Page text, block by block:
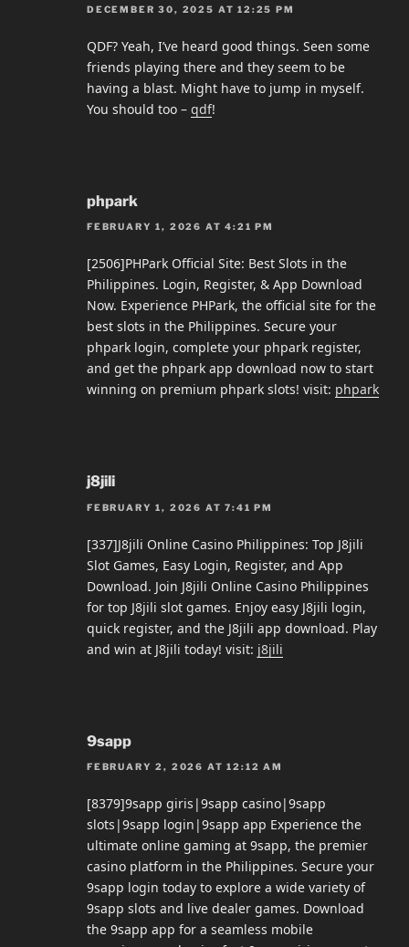
DECEMBER 30, 2025 AT 12:25 PM
QDF? Yeah, I’ve heard good things. Seen some
friends playing there and they seem to be
having a blast. Might have to jump in myself.
You should too – qdf!
phpark
FEBRUARY 1, 2026 AT 4:21 PM
[2506]PHPark Official Site: Best Slots in the
Philippines. Login, Register, & App Download
Now. Experience PHPark, the official site for the
best slots in the Philippines. Secure your
phpark login, complete your phpark register,
and get the phpark app download now to start
winning on premium phpark slots! visit: phpark
j8jili
FEBRUARY 1, 2026 AT 7:41 PM
[337]J8jili Online Casino Philippines: Top J8jili
Slot Games, Easy Login, Register, and App
Download. Join J8jili Online Casino Philippines
for top J8jili slot games. Enjoy easy J8jili login,
quick register, and the J8jili app download. Play
and win at J8jili today! visit: j8jili
9sapp
FEBRUARY 2, 2026 AT 12:12 AM
[8379]9sapp giris|9sapp casino|9sapp
slots|9sapp login|9sapp app Experience the
ultimate online gaming at 9sapp, the premier
casino platform in the Philippines. Secure your
9sapp login today to explore a wide variety of
9sapp slots and live dealer games. Download
the 9sapp app for a seamless mobile